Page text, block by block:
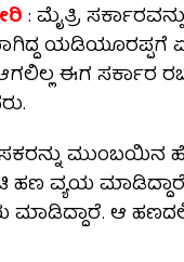
: ಮೈತ್ರಿ
ಯಡಿಯೂರಪ್ಪಗೆ
ಈಗ ಸರ್ಕಾರ
ಮುಂಬಯಿನ
ವ್ಯಯ ಮಾಡಿದ್ದಾರೆ.
ಆ